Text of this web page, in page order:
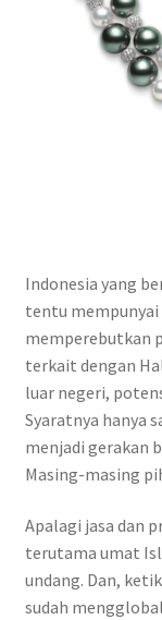
Indonesia yang
tentu
memperebutkan
terkait dengan
luar negeri,
Syaratnya hanya
menjadi gerakan
Masing-masing
Apalagi jasa dan
terutama umat
undang. Dan,
sudah